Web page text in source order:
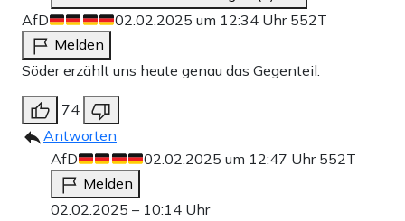
AfD
02.02.2025 um 12:34 Uhr 552T
Melden
Söder erzählt uns heute genau das Gegenteil.
74
Antworten
AfD
02.02.2025 um 12:47 Uhr 552T
Melden
02.02.2025 – 10:14 Uhr